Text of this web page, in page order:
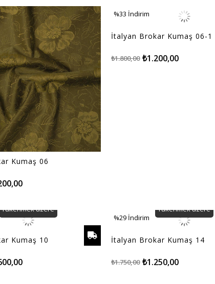
Kumaş 06
İtalyan Brokar Kumaş 06-1
₺1.200,00
₺1.800,00
%33 İndirim
Kumaş 10
Tükenmek üzere
İtalyan Brokar Kumaş 14
₺1.250,00
₺1.750,00
%29 İndirim
Tükenmek üzere